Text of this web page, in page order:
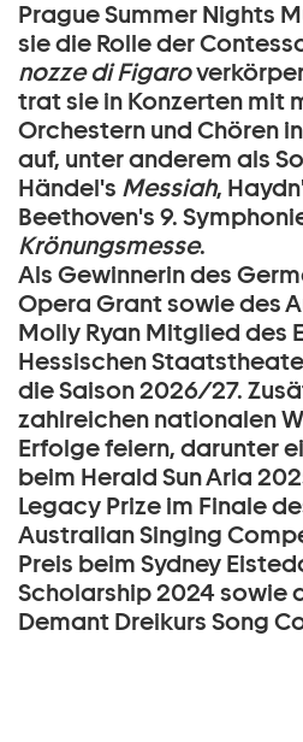
Prague Summer Nights
sie die Rolle der
nozze di Figaro
trat sie in Konzerten mit
Orchestern und Chören
auf, unter anderem als
Händel's Messiah,
Beethoven's 9.
Krönungsmesse.
Als Gewinnerin des
Opera Grant sowie des
Molly Ryan Mitglied des
Hessischen
die Saison 2026/27.
zahlreichen nationalen
Erfolge feiern, darunter
beim Herald Sun Aria
Legacy Prize im Finale
Australian Singing
Preis beim Sydney
Scholarship 2024 sowie
Demant Dreikurs Song